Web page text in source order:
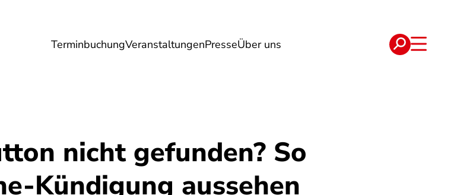
TerminbuchungVeranstaltungenPresseÜber uns
Gesundheit Energie Reise Verträge
nicht gefunden? So
Kündigung aussehen